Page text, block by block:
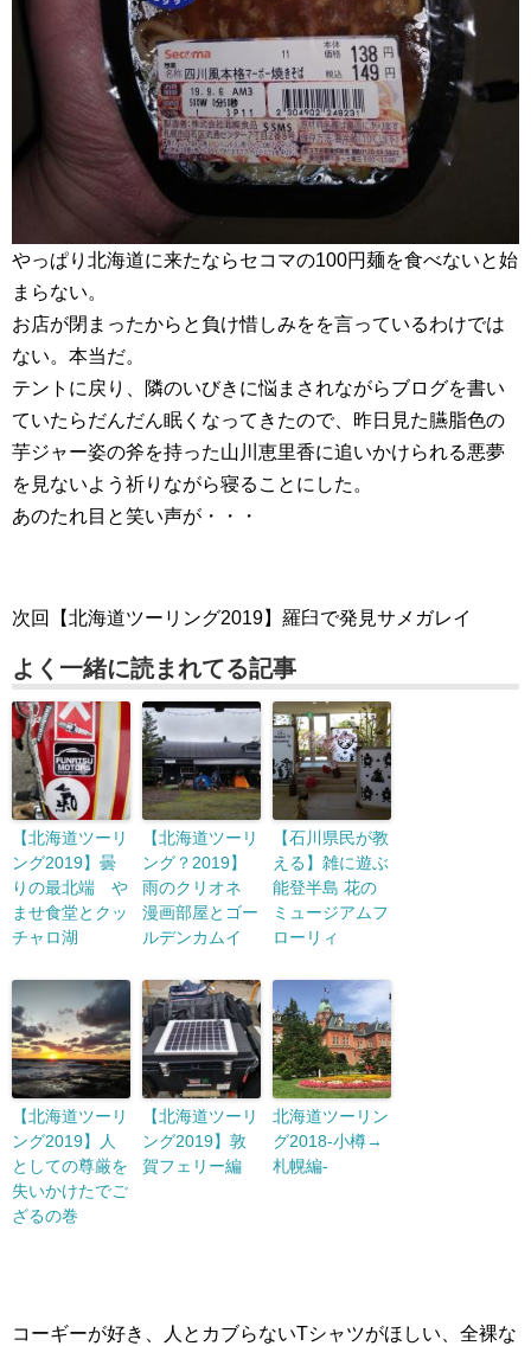
やっぱり北海道に来たならセコマの100円麺を食べないと始
まらない。
お店が閉まったからと負け惜しみをを言っているわけでは
ない。本当だ。
テントに戻り、隣のいびきに悩まされながらブログを書い
ていたらだんだん眠くなってきたので、昨日見た臙脂色の
芋ジャー姿の斧を持った山川恵里香に追いかけられる悪夢
を見ないよう祈りながら寝ることにした。
あのたれ目と笑い声が・・・
次回【北海道ツーリング2019】羅臼で発見サメガレイ
よく一緒に読まれてる記事
【北海道ツーリ
ング2019】曇
りの最北端 や
ませ食堂とクッ
チャロ湖
【北海道ツーリ
ング？2019】
雨のクリオネ
漫画部屋とゴー
ルデンカムイ
【石川県民が教
える】雑に遊ぶ
能登半島 花の
ミュージアムフ
ローリィ
【北海道ツーリ
ング2019】人
としての尊厳を
失いかけたでご
ざるの巻
【北海道ツーリ
ング2019】敦
賀フェリー編
北海道ツーリン
グ2018-小樽→
札幌編-
コーギーが好き、人とカブらないTシャツがほしい、全裸な